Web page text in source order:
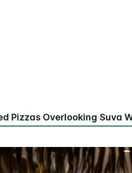
Pizzas Overlooking Suva